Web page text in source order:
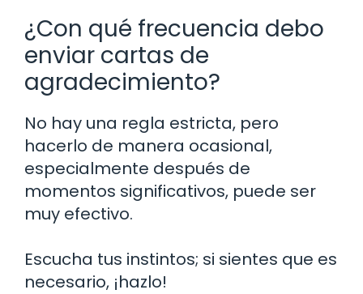
¿Con qué frecuencia debo
enviar cartas de
agradecimiento?
No hay una regla estricta, pero
hacerlo de manera ocasional,
especialmente después de
momentos significativos, puede ser
muy efectivo.
Escucha tus instintos; si sientes que es
necesario, ¡hazlo!